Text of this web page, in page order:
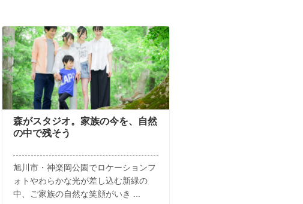
森がスタジオ。家族の今を、自然
の中で残そう
旭川市・神楽岡公園でロケーションフ
ォトやわらかな光が差し込む新緑の
中、ご家族の自然な笑顔がいき ...